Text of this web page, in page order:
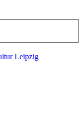
Leipzig